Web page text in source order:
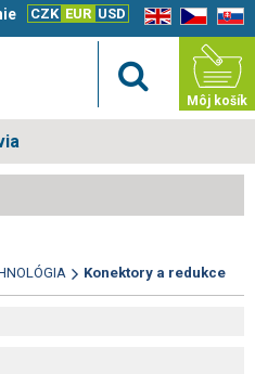
EN CZ SK
CZK EUR USD
Môj košík
Konektory a redukce